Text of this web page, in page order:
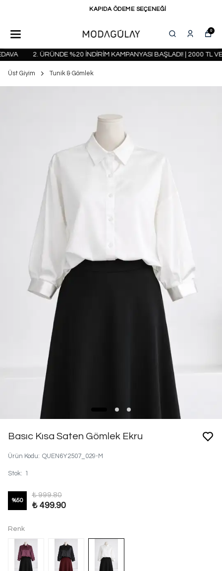
KAPIDA ÖDEME SEÇENEĞİ
0
2. ÜRÜNDE %20 İNDİRİM KAMPANYASI BAŞLADI! | 2000 TL VE
Üst Giyim Tunik & Gömlek
Basıc Kısa Saten Gömlek Ekru
Ürün Kodu: QUEN6Y2507_029-M
Stok: 1
%50
₺ 999.80
₺ 499.90
Renk